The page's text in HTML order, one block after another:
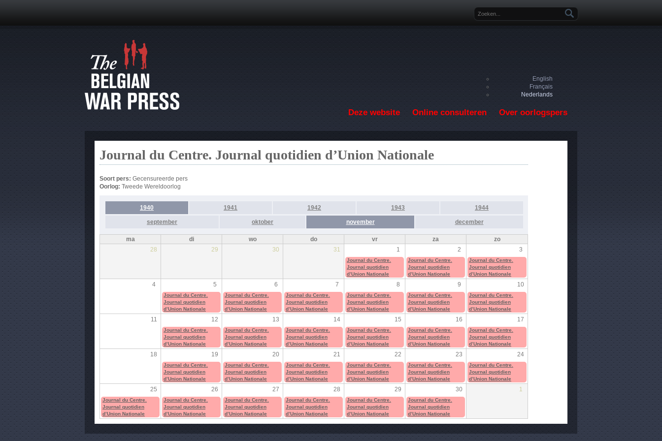
Zoekveld
English
Français
Nederlands
Deze website Online consulteren Over oorlogspers
Journal du Centre. Journal quotidien d’Union Nationale
Soort pers: Gecensureerde pers
Oorlog: Tweede Wereldoorlog
1940 1941 1942 1943 1944
september oktober november december
ma di wo do vr za
zo
28
29 30 31 1 2 3
Journal du Centre.
Journal quotidien
d’Union Nationale
Journal du Centre.
Journal quotidien
d’Union Nationale
Journal du Centre.
Journal quotidien
d’Union Nationale
4 5 6 7 8 9 10
Journal du Centre.
Journal quotidien
d’Union Nationale
Journal du Centre.
Journal quotidien
d’Union Nationale
Journal du Centre.
Journal quotidien
d’Union Nationale
Journal du Centre.
Journal quotidien
d’Union Nationale
Journal du Centre.
Journal quotidien
d’Union Nationale
Journal du Centre.
Journal quotidien
d’Union Nationale
11 12 13 14 15 16 17
Journal du Centre.
Journal quotidien
d’Union Nationale
Journal du Centre.
Journal quotidien
d’Union Nationale
Journal du Centre.
Journal quotidien
d’Union Nationale
Journal du Centre.
Journal quotidien
d’Union Nationale
Journal du Centre.
Journal quotidien
d’Union Nationale
Journal du Centre.
Journal quotidien
d’Union Nationale
18 19 20 21 22 23 24
Journal du Centre.
Journal quotidien
d’Union Nationale
Journal du Centre.
Journal quotidien
d’Union Nationale
Journal du Centre.
Journal quotidien
d’Union Nationale
Journal du Centre.
Journal quotidien
d’Union Nationale
Journal du Centre.
Journal quotidien
d’Union Nationale
Journal du Centre.
Journal quotidien
d’Union Nationale
25 26 27 28 29 30 1
Journal du Centre.
Journal quotidien
d’Union Nationale
Journal du Centre.
Journal quotidien
d’Union Nationale
Journal du Centre.
Journal quotidien
d’Union Nationale
Journal du Centre.
Journal quotidien
d’Union Nationale
Journal du Centre.
Journal quotidien
d’Union Nationale
Journal du Centre.
Journal quotidien
d’Union Nationale